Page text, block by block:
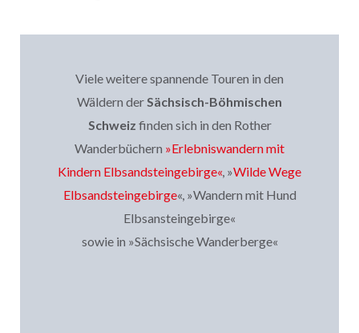
Viele weitere spannende Touren in den
Wäldern derSächsisch-Böhmischen
Schweiz finden sich in den Rother
Wanderbüchern »Erlebniswandern mit
Kindern Elbsandsteingebirge«, »Wilde Wege
Elbsandsteingebirge«, »Wandern mit Hund
Elbsansteingebirge«
sowie in »Sächsische Wanderberge«